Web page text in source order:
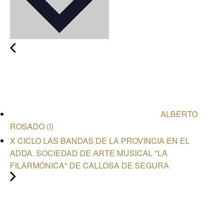
ALBERTO
ROSADO (I)
X CICLO LAS BANDAS DE LA PROVINCIA EN EL
ADDA. SOCIEDAD DE ARTE MUSICAL "LA
FILARMÓNICA" DE CALLOSA DE SEGURA